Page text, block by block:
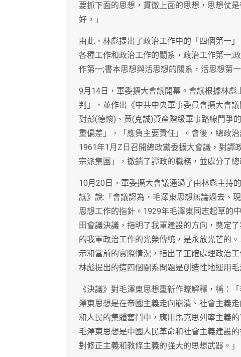
要抓下面的思想，貫徹上面的思想，思想仗
好。」
由此，林彪提出了政治工作中的「四個第一
各種工作和政治工作的關系，政治工作第一;
作第一;書本思想與活思想的關系，活思想第一
9月14日，軍委擴大會議開幕。會議根據林
判」，並作出《中共中央軍事委員會擴大會
對彭(德懷)、黃(克誠)資產階級軍事路線鬥爭
重偏差」，「應負主要責任」。會後，總政
1961年1月Z日召開總政黨委擴大會議，對譚
宗派集團」，撤銷了譚政的職務，並處分了
10月20日，軍委擴大會議通過了由林彪主持
議》說:「會議認為，毛澤東思想無論過去、
思想工作的指針。1929年毛澤東同志起草的
田會議決議，指明了我軍建設的方向，奠定
的我軍政治工作的光榮傳統，是永放光芒的
示和當前的實際情況，指出了正確處理政治
林彪提出的這四個關系問題是創造性地運用毛
《決議》對毛澤東思想重新作瞭解釋，稱：
澤東思想是在帝國主義走向崩潰、社會主義
和人民的集體奮鬥中，應用馬克思列寧主義
毛澤東思想是中國人民革命和社會主義建設
對修正主義和教條主義的強大的思想武器。」